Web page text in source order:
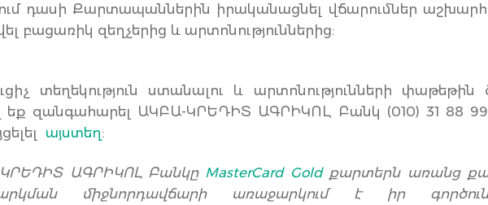
դասի Քարտապաններին իրականացնել վճարումներ
բացառիկ զեղչերից և արտոնություններից:
տեղեկություն ստանալու և արտոնությունների
եք զանգահարել ԱԿԲԱ-ԿՐԵԴԻՏ ԱԳՐԻԿՈԼ Բանկ (010) 31 88
այստեղ:
ԱԳՐԻԿՈԼ Բանկը MasterCard Goldքարտերն առանց
միջնորդավճարի առաջարկում է իր